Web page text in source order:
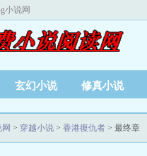
小说网
玄幻小说 修真小说
> 穿越小说 > 香港復仇者 > 最终章